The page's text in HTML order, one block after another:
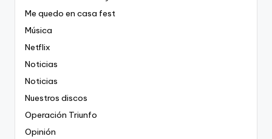
Me quedo en casa fest
Música
Netflix
Noticias
Noticias
Nuestros discos
Operación Triunfo
Opinión